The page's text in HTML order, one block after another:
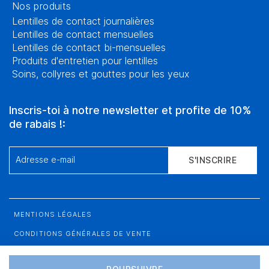
Nos produits
Lentilles de contact journalières
Lentilles de contact mensuelles
Lentilles de contact bi-mensuelles
Produits d'entretien pour lentilles
Soins, collyres et gouttes pour les yeux
Inscris-toi à notre newsletter et profite de 10%
de rabais !:
Adresse e-mail S'INSCRIRE
MENTIONS LÉGALES
CONDITIONS GÉNÉRALES DE VENTE